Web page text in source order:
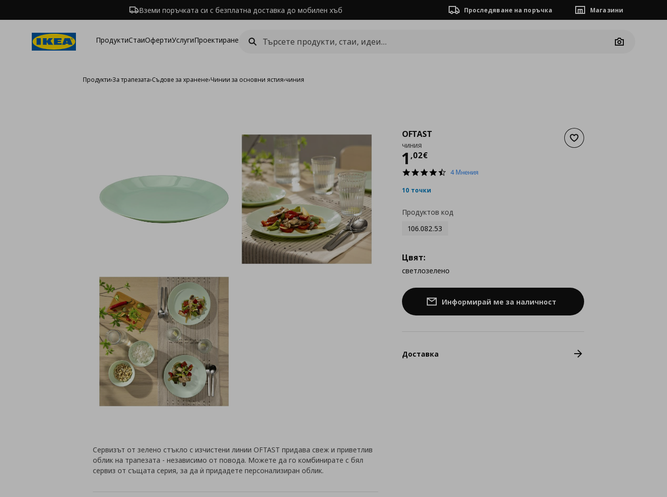
Вземи поръчката си с безплатна доставка до мобилен хъб Проследяване на поръчка Магазини
ПродуктиСтаиОфертиУслугиПроектиране
Camera
Продукти›За трапезата›Съдове за хранене›Чинии за основни ястия›чиния
Добави към списъка с
OFTAST
чиния
1 ,02€
Цена
4.5
4 Мнения
10 точки
Продуктов код
106.082.53
Цвят:
светлозелено
Информирай ме за наличност
Доставка
Сервизът от зелено стъкло с изчистени линии OFTAST придава свеж и приветлив
облик на трапезата - независимо от повода. Можете да го комбинирате с бял
сервиз от същата серия, за да ѝ придадете персонализиран облик.